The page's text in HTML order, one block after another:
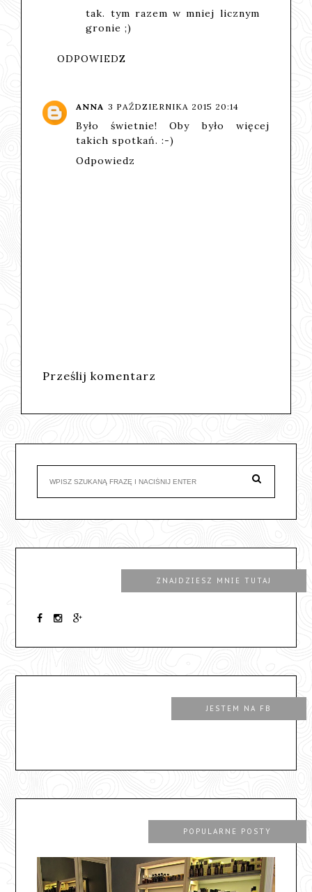
tak. tym razem w mniej licznym
gronie ;)
ODPOWIEDZ
ANNA 3 PAŹDZIERNIKA 2015 20:14
Było świetnie! Oby było więcej
takich spotkań. :-)
Odpowiedz
Prześlij komentarz
ZNAJDZIESZ MNIE TUTAJ
JESTEM NA FB
POPULARNE POSTY